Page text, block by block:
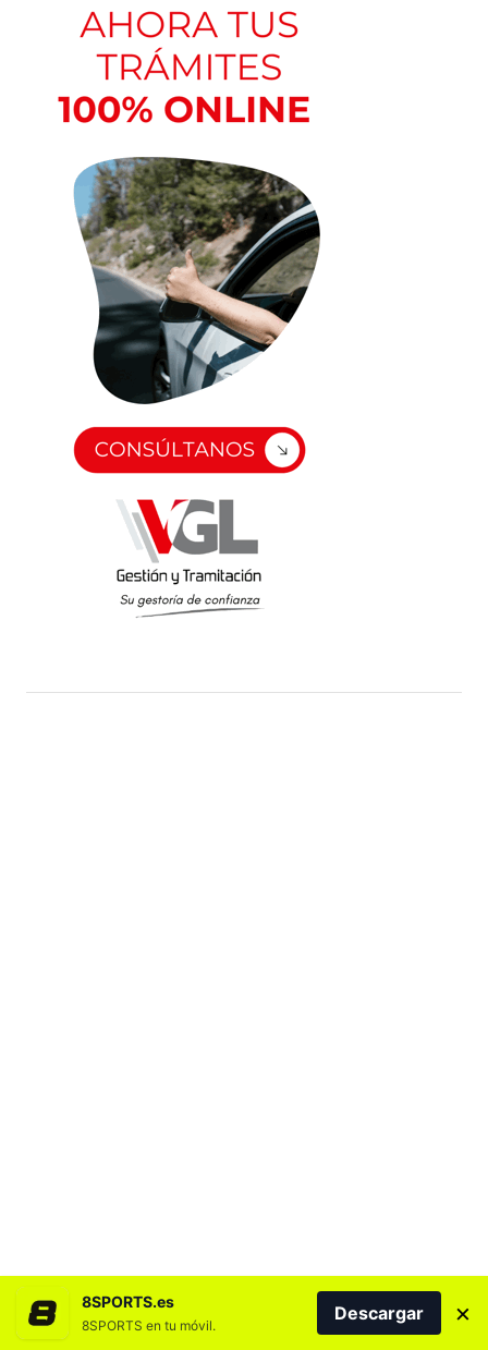
8SPORTS.es
8SPORTS en tu móvil.
Descargar ×